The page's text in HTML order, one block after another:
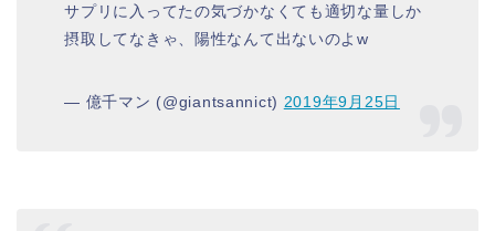
サプリに入ってたの気づかなくても適切な量しか
摂取してなきゃ、陽性なんて出ないのよw
— 億千マン (@giantsannict) 2019年9月25日